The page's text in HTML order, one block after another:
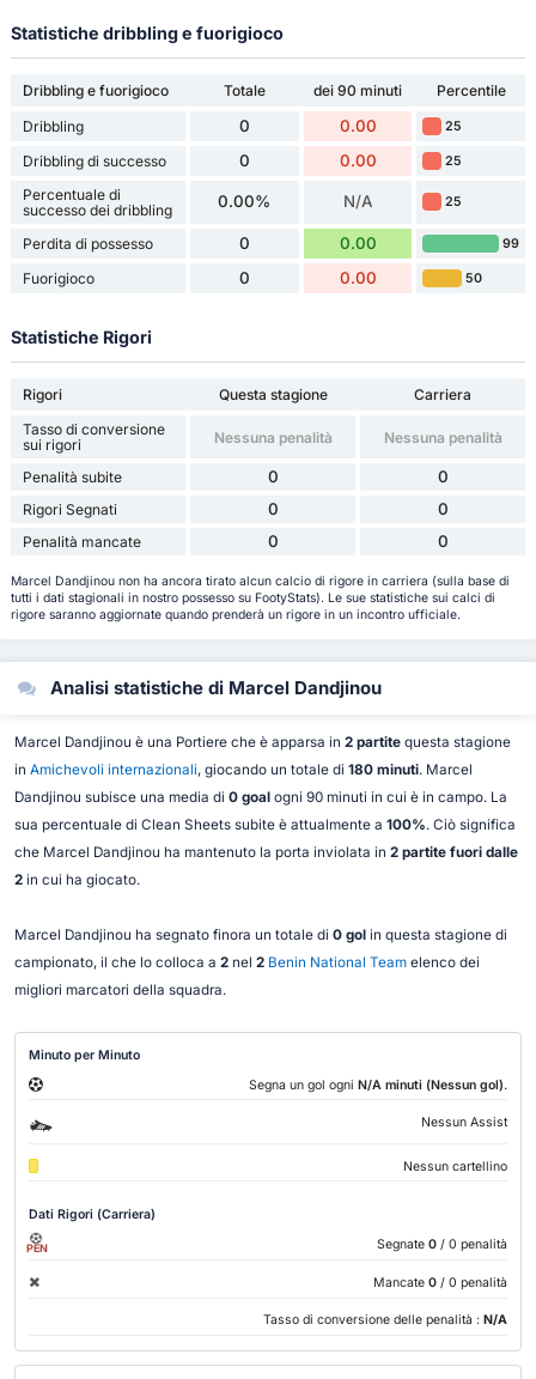
Statistiche dribbling e fuorigioco
Dribbling e fuorigioco Totale dei 90 minuti
Percentile
Dribbling
0 0.00 25
Dribbling di successo 0 0.00 25
Percentuale di
successo dei dribbling
0.00% N/A 25
Perdita di possesso 0 0.00 99
Fuorigioco 0 0.00 50
Statistiche Rigori
Rigori Questa stagione
Carriera
Tasso di conversione
sui rigori
Nessuna penalità Nessuna penalità
Penalità subite 0 0
Rigori Segnati 0 0
Penalità mancate 0 0
Marcel Dandjinou non ha ancora tirato alcun calcio di rigore in carriera (sulla base di
tutti i dati stagionali in nostro possesso su FootyStats). Le sue statistiche sui calci di
rigore saranno aggiornate quando prenderà un rigore in un incontro ufficiale.
Analisi statistiche di Marcel Dandjinou
Marcel Dandjinou è una Portiere che è apparsa in 2 partitequesta stagione
in Amichevoli internazionali, giocando un totale di 180 minuti. Marcel
Dandjinou subisce una media di 0 goalogni 90 minuti in cui è in campo. La
sua percentuale di Clean Sheets subite è attualmente a 100%. Ciò significa
che Marcel Dandjinou ha mantenuto la porta inviolata in 2 partite fuori dalle
2in cui ha giocato.
Marcel Dandjinou ha segnato finora un totale di 0 golin questa stagione di
campionato, il che lo colloca a 2nel 2 Benin National Teamelenco dei
migliori marcatori della squadra.
Minuto per Minuto
Segna un gol ogni N/A minuti (Nessun gol).
Nessun Assist
Nessun cartellino
Dati Rigori (Carriera)
PEN Segnate 0 / 0 penalità
Mancate 0 / 0 penalità
Tasso di conversione delle penalità : N/A